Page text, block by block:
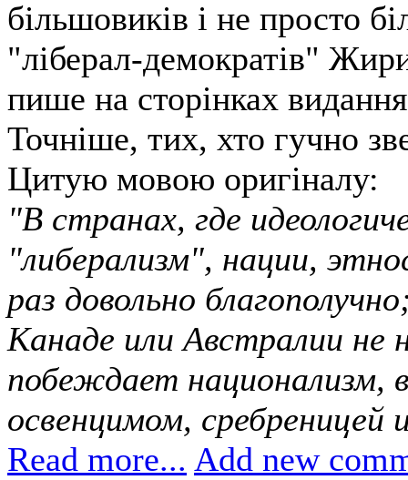
більшовиків і не просто
"ліберал-демократів"
пише на сторінках
Точніше, тих, хто гучно
Цитую мовою оригіналу:
"В странах, где
"либерализм", нации,
раз довольно
Канаде или Австралии
побеждает национализм,
освенцимом, сребреницей
Read more... Add new